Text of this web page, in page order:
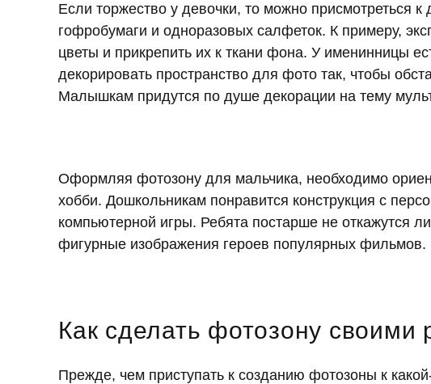
Если торжество у девочки, то можно присмотреться
гофробумаги и одноразовых салфеток. К примеру,
цветы и прикрепить их к ткани фона. У именинницы
декорировать пространство для фото так, чтобы
Малышкам придутся по душе декорации на тему
Оформляя фотозону для мальчика, необходимо
хобби. Дошкольникам понравится конструкция с
компьютерной игры. Ребята постарше не откажутся
фигурные изображения героев популярных фильмов.
Как сделать фотозону своими
Прежде, чем приступать к созданию фотозоны к